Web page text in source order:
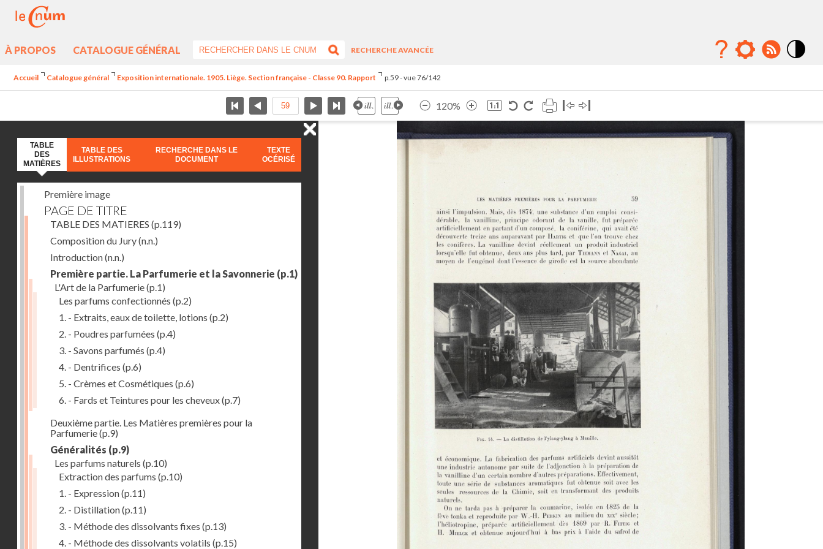
À PROPOS CATALOGUE GÉNÉRAL
RECHERCHE AVANCÉE
Accueil Catalogue général Exposition internationale. 1905. Liège. Section française - Classe 90. Rapport p.59 - vue 76/142
120%
TABLE
DES
MATIÈRES
TABLE DES
ILLUSTRATIONS
RECHERCHE DANS LE
DOCUMENT
TEXTE
OCÉRISÉ
Première image
PAGE DE TITRE
TABLE DES MATIERES (p.119)
Composition du Jury(n.n.)
Introduction(n.n.)
Première partie. La Parfumerie et la Savonnerie (p.1)
L'Art de la Parfumerie(p.1)
Les parfums confectionnés (p.2)
1. - Extraits, eaux de toilette, lotions (p.2)
2. - Poudres parfumées (p.4)
3. - Savons parfumés (p.4)
4. - Dentrifices (p.6)
5. - Crèmes et Cosmétiques (p.6)
6. - Fards et Teintures pour les cheveux(p.7)
Deuxième partie. Les Matières premières pour la
Parfumerie(p.9)
Généralités (p.9)
Les parfums naturels (p.10)
Extraction des parfums (p.10)
1. - Expression(p.11)
2. - Distillation(p.11)
3. - Méthode des dissolvants fixes (p.13)
4. - Méthode des dissolvants volatils (p.15)